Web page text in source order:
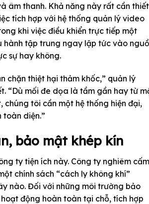
âm thanh. Khả năng này rất cần thiết
tích hợp với hệ thống quản lý video
khi việc điều khiển trực tiếp một
hành tập trung ngay lập tức vào
sự hay không.
chặn thiệt hại thảm khốc,” quản lý
“Dù mối đe dọa là tầm gần hay từ
tôi cần một hệ thống hiện đại,
diện.”
bảo mật khép kín
ty tiện ích này. Công ty nghiêm cấm
chính sách “cách ly không khí”
nào. Đối với những môi trường bảo
động hoàn toàn tại chỗ, tích hợp